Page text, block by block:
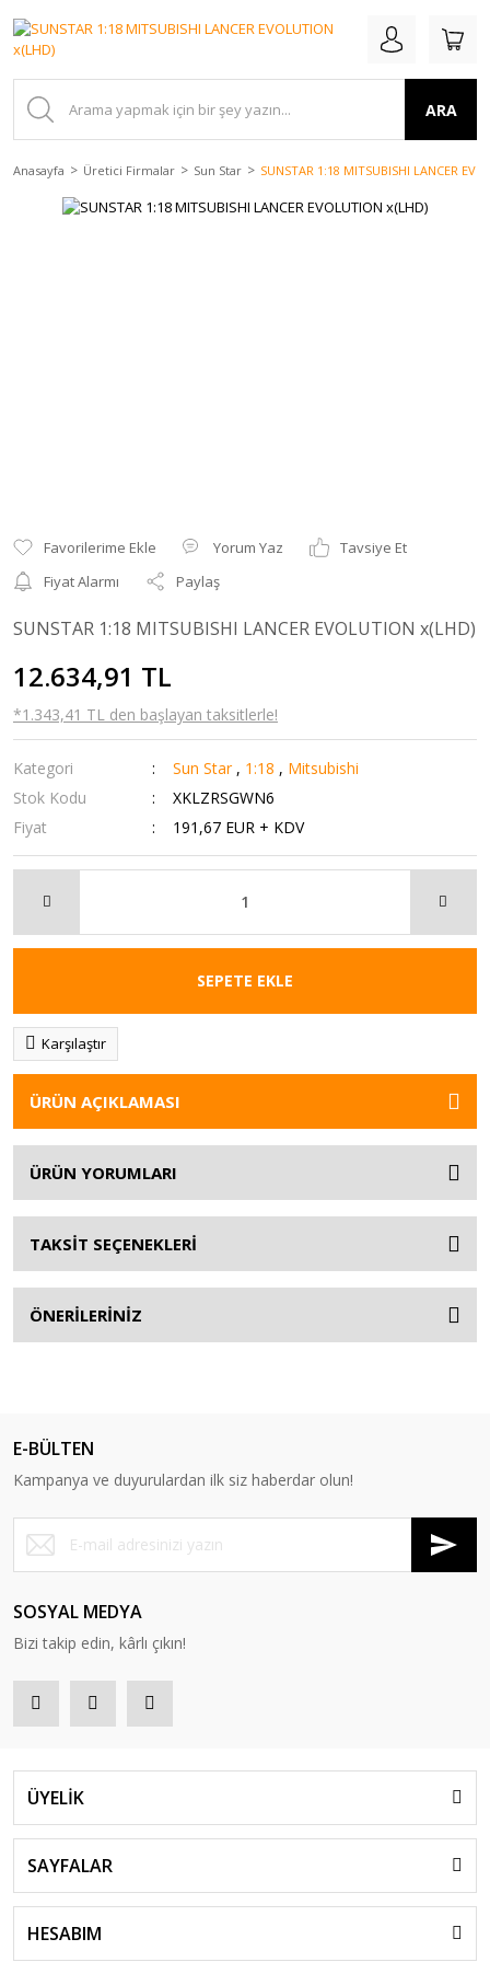
ARA
Anasayfa Üretici Firmalar Sun Star SUNSTAR 1:18 MITSUBISHI LANCER
Yorum Yaz
Tavsiye Et
Fiyat Alarmı
Paylaş
SUNSTAR 1:18 MITSUBISHI LANCER EVOLUTION x(LHD)
12.634,91 TL
*1.343,41 TL den başlayan taksitlerle!
Kategori Sun Star , 1:18 , Mitsubishi
Stok Kodu
XKLZRSGWN6
Fiyat
191,67 EUR + KDV
SEPETE EKLE
Karşılaştır
ÜRÜN AÇIKLAMASI
ÜRÜN YORUMLARI
TAKSİT SEÇENEKLERİ
ÖNERİLERİNİZ
E-BÜLTEN
Kampanya ve duyurulardan ilk siz haberdar olun!
SOSYAL MEDYA
Bizi takip edin, kârlı çıkın!
ÜYELİK
SAYFALAR
HESABIM